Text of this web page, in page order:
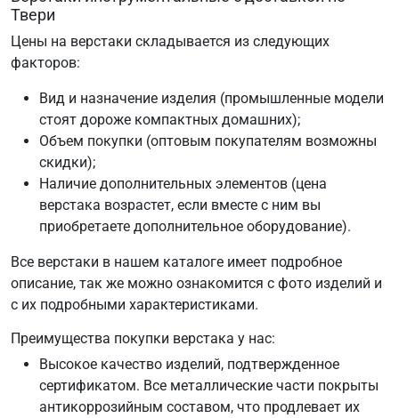
Твери
Цены на верстаки складывается из следующих
факторов:
Вид и назначение изделия (промышленные модели
стоят дороже компактных домашних);
Объем покупки (оптовым покупателям возможны
скидки);
Наличие дополнительных элементов (цена
верстака возрастет, если вместе с ним вы
приобретаете дополнительное оборудование).
Все верстаки в нашем каталоге имеет подробное
описание, так же можно ознакомится с фото изделий и
с их подробными характеристиками.
Преимущества покупки верстака у нас:
Высокое качество изделий, подтвержденное
сертификатом. Все металлические части покрыты
антикоррозийным составом, что продлевает их